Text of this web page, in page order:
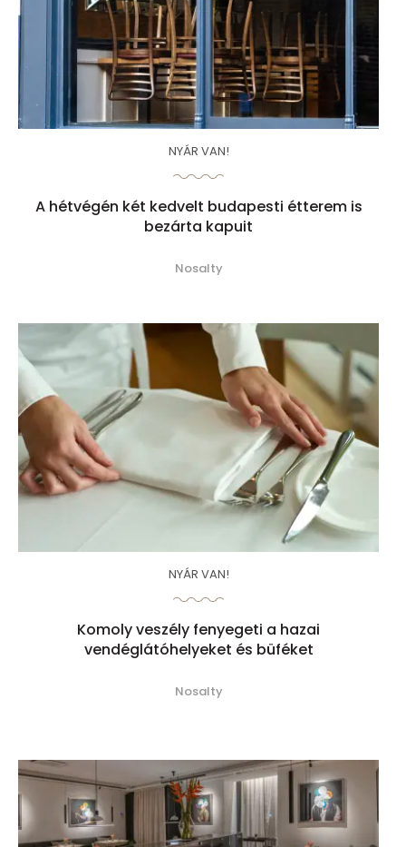
NYÁR VAN!
A hétvégén két kedvelt budapesti étterem is
bezárta kapuit
Nosalty
NYÁR VAN!
Komoly veszély fenyegeti a hazai
vendéglátóhelyeket és büféket
Nosalty